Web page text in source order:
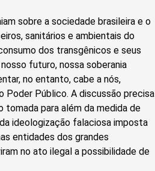
sobre a sociedade brasileira e o
sanitários e ambientais do
dos transgênicos e seus
futuro, nossa soberania
no entanto, cabe a nós,
Poder Público. A discussão precisa
tomada para além da medida de
ideologização falaciosa imposta
entidades dos grandes
no ato ilegal a possibilidade de